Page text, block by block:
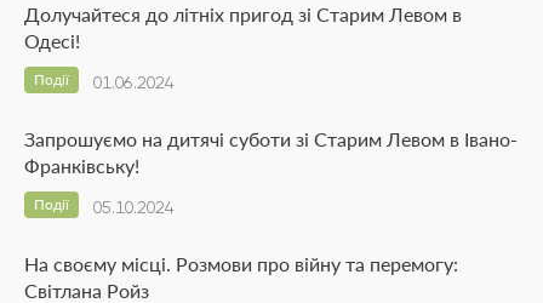
Долучайтеся до літніх пригод зі Старим Левом в
Одесі!
01.06.2024
Події
Запрошуємо на дитячі суботи зі Старим Левом в Івано-
Франківську!
05.10.2024
Події
На своєму місці. Розмови про війну та перемогу:
Світлана Ройз